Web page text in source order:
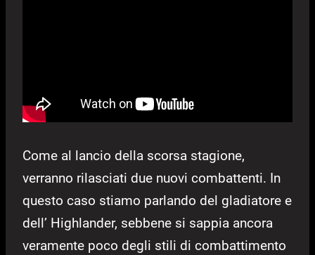
Come al lancio della scorsa stagione,
verranno rilasciati due nuovi combattenti. In
questo caso stiamo parlando del gladiatore e
dell’ Highlander, sebbene si sappia ancora
veramente poco degli stili di combattimento